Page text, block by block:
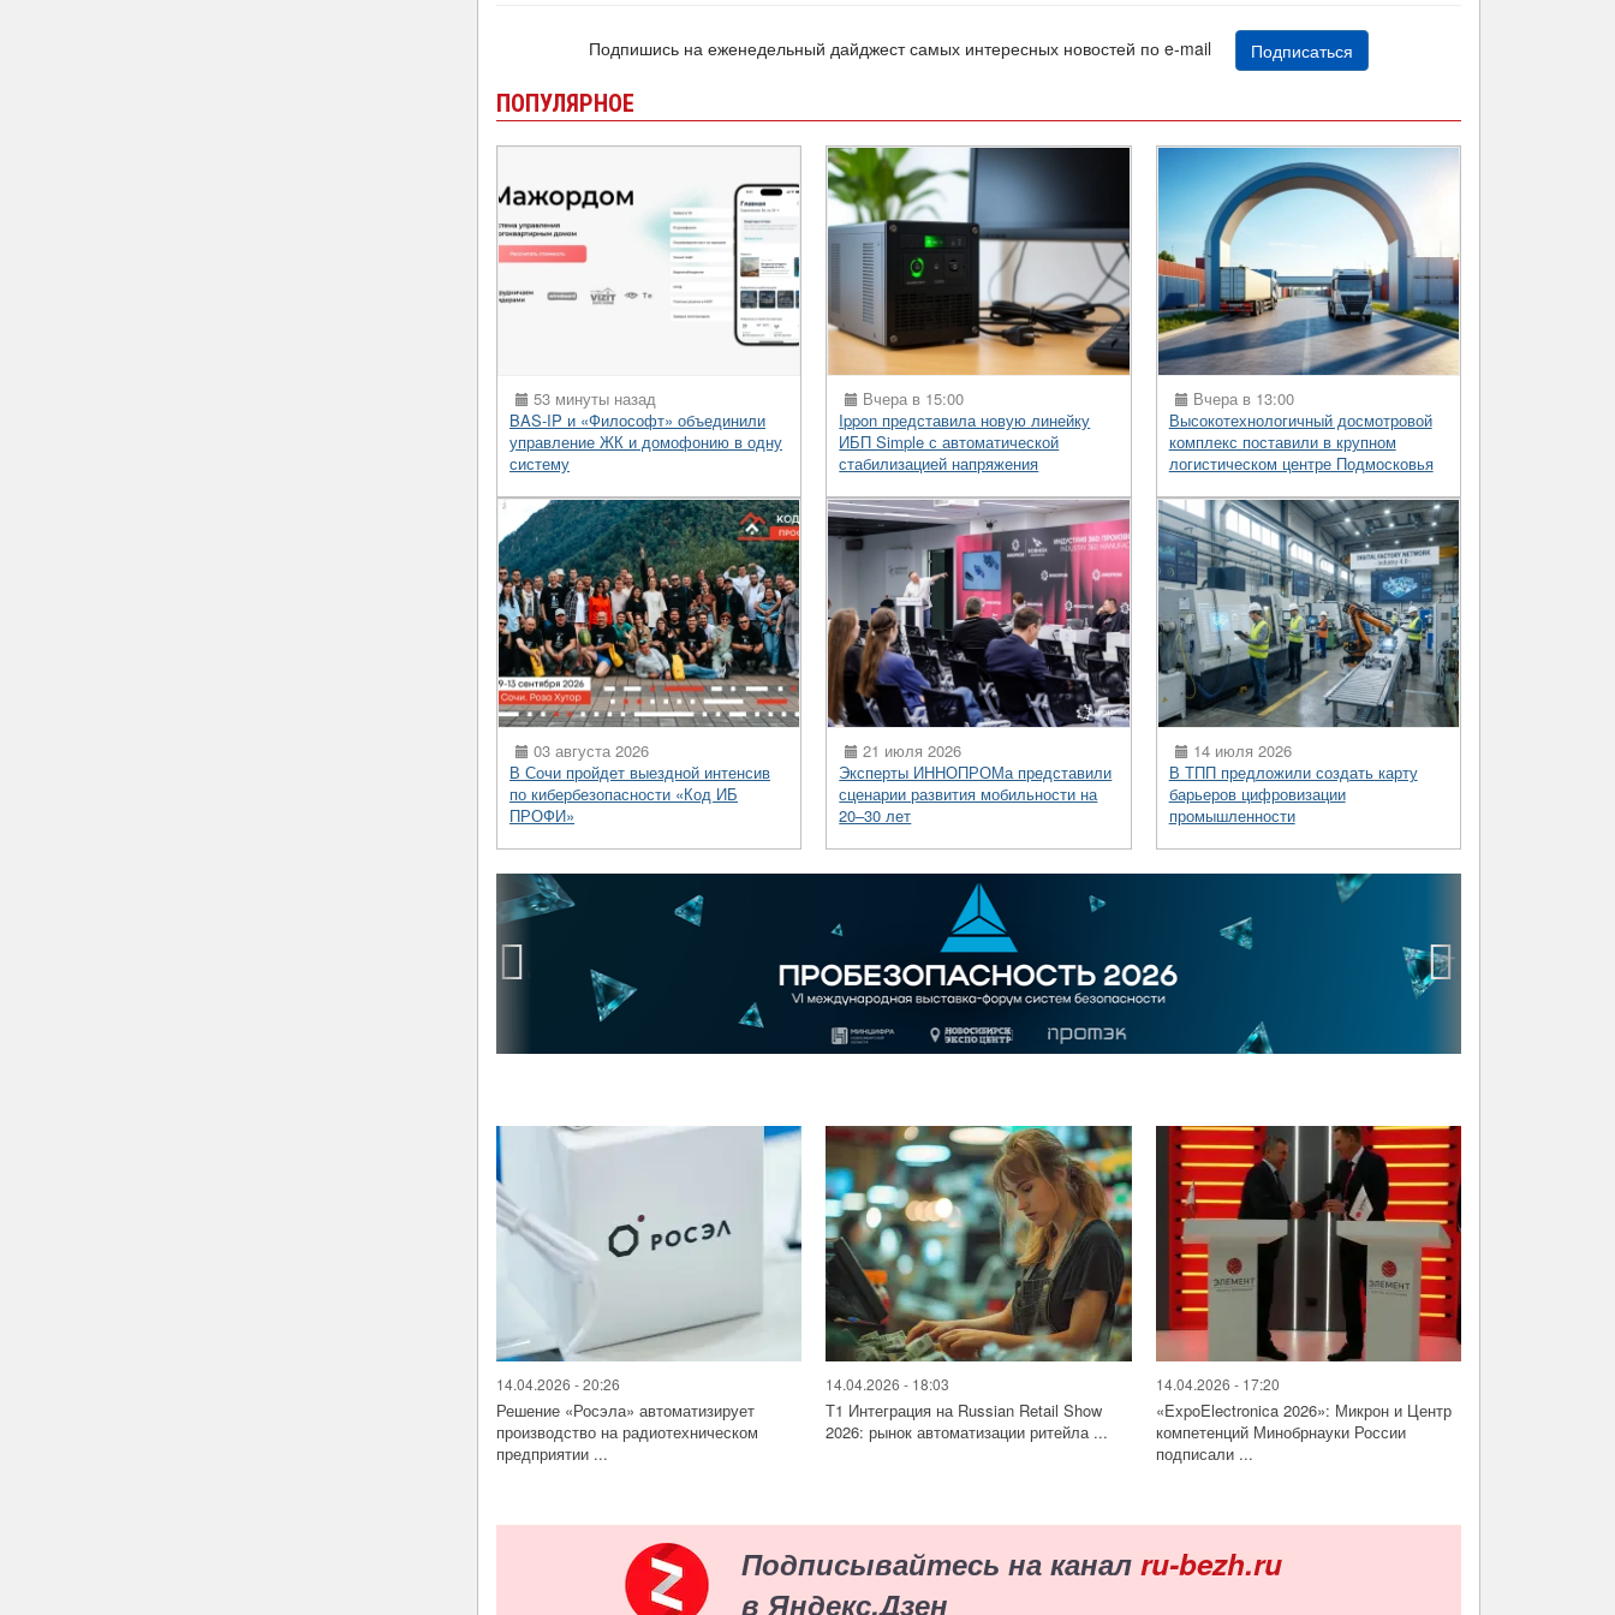
Подпишись на еженедельный дайджест самых интересных новостей по e-mail Подписаться
ПОПУЛЯРНОЕ
53 минуты назад
BAS-IP и «Философт» объединили
управление ЖК и домофонию в одну
систему
Вчера в 15:00
Ippon представила новую линейку
ИБП Simple с автоматической
стабилизацией напряжения
Вчера в 13:00
Высокотехнологичный досмотровой
комплекс поставили в крупном
логистическом центре Подмосковья
03 августа 2026
В Сочи пройдет выездной интенсив
по кибербезопасности «Код ИБ
ПРОФИ»
21 июля 2026
Эксперты ИННОПРОМа представили
сценарии развития мобильности на
20–30 лет
14 июля 2026
В ТПП предложили создать карту
барьеров цифровизации
промышленности
‹
14.04.2026 - 20:26
Решение «Росэла» автоматизирует
производство на радиотехническом
предприятии ...
14.04.2026 - 18:03
Т1 Интеграция на Russian Retail Show
2026: рынок автоматизации ритейла ...
14.04.2026 - 17:20
«ExpoElectronica 2026»: Микрон и Центр
компетенций Минобрнауки России
подписали ...
Подписывайтесь на канал ru-bezh.ru
в Яндекс.Дзен